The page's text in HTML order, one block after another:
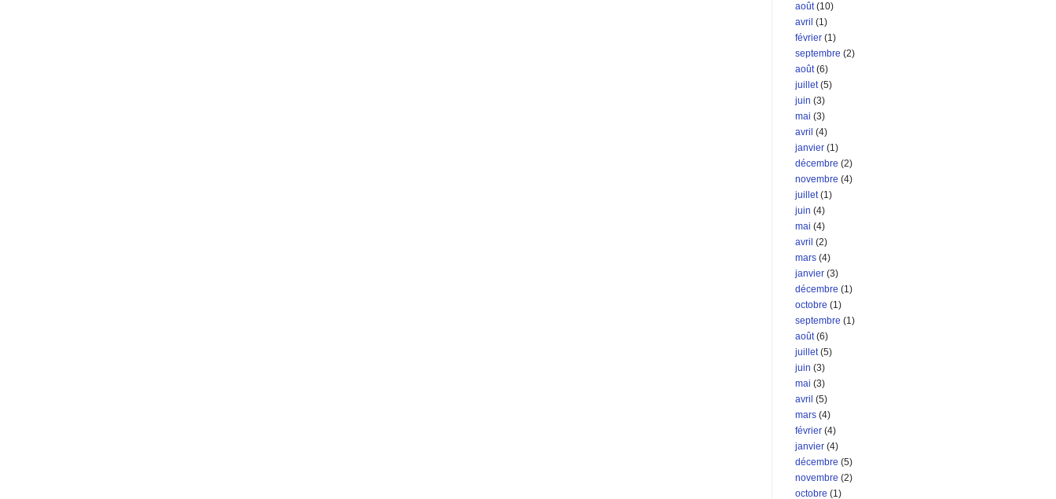
août(10)
avril (1)
février (1)
septembre (2)
août(6)
juillet(5)
juin (3)
mai (3)
avril (4)
janvier (1)
décembre (2)
novembre (4)
juillet(1)
juin (4)
mai (4)
avril (2)
mars (4)
janvier (3)
décembre (1)
octobre (1)
septembre (1)
août(6)
juillet(5)
juin (3)
mai (3)
avril (5)
mars (4)
février (4)
janvier (4)
décembre (5)
novembre (2)
octobre (1)